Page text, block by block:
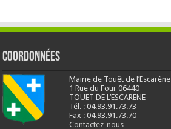
Coordonnées
Mairie de Touët de l’Escarène
1 Rue du Four 06440
TOUET DE L’ESCARENE
Tél. : 04.93.91.73.73
Fax : 04.93.91.73.70
Contactez-nous